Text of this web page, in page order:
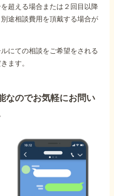
超える場合または２回目以降
途相談費用を頂戴する場合が
にての相談をご希望をされる
ます。
なのでお気軽にお問い